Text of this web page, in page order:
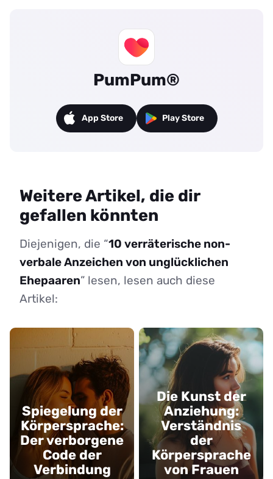
PumPum®
App Store Play Store
Weitere Artikel, die dir
gefallen könnten
Diejenigen, die “10 verräterische non-
verbale Anzeichen von unglücklichen
Ehepaaren” lesen, lesen auch diese
Artikel:
Spiegelung der
Körpersprache:
Der verborgene
Code der
Verbindung
Die Kunst der
Anziehung:
Verständnis
der
Körpersprache
von Frauen